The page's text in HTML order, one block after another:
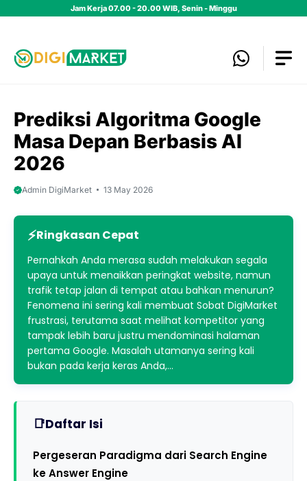
Jam Kerja 07.00 - 20.00 WIB, Senin - Minggu
Prediksi Algoritma Google
Masa Depan Berbasis AI
2026
Admin DigiMarket 13 May 2026
Ringkasan Cepat
Pernahkah Anda merasa sudah melakukan segala
upaya untuk menaikkan peringkat website, namun
trafik tetap jalan di tempat atau bahkan menurun?
Fenomena ini sering kali membuat Sobat DigiMarket
frustrasi, terutama saat melihat kompetitor yang
tampak lebih baru justru mendominasi halaman
pertama Google. Masalah utamanya sering kali
bukan pada kerja keras Anda,…
Daftar Isi
Pergeseran Paradigma dari Search Engine
ke Answer Engine